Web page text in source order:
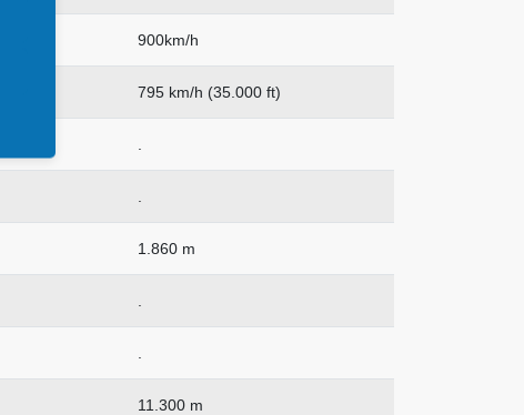
900km/h
795 km/h (35.000 ft)
1.860 m
11.300 m